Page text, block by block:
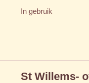
In gebruik
St Willems-